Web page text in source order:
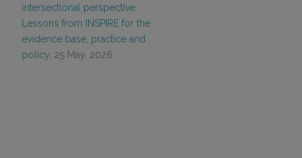
intersectional perspective.
Lessons from INSPIRE for the
evidence base, practice and
policy. 25 May, 2026